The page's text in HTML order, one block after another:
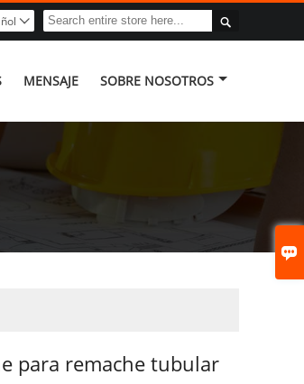



MENSAJE SOBRE NOSOTROS
para remache tubular